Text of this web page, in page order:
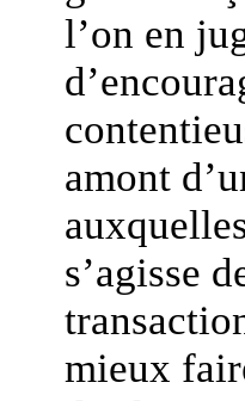
l’on en
amont
s’agisse
mieux